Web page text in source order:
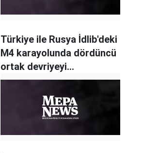
Türkiye ile Rusya İdlib'deki
M4 karayolunda dördüncü
ortak devriyeyi
gerçekleştirdi